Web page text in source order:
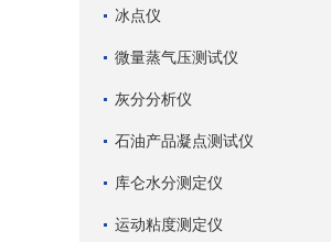
冰点仪
微量蒸气压测试仪
灰分分析仪
石油产品凝点测试仪
库仑水分测定仪
运动粘度测定仪